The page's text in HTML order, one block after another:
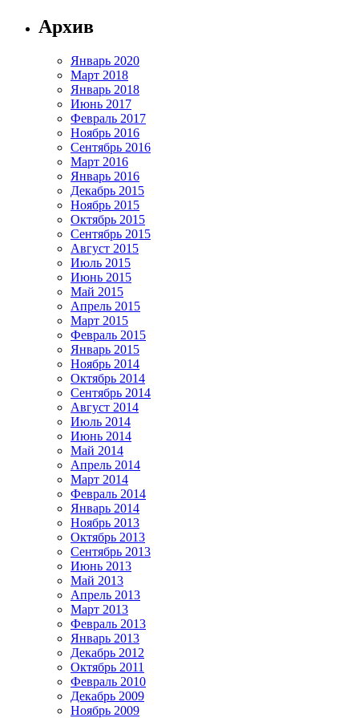
Архив
Январь 2020
Март 2018
Январь 2018
Июнь 2017
Февраль 2017
Ноябрь 2016
Сентябрь 2016
Март 2016
Январь 2016
Декабрь 2015
Ноябрь 2015
Октябрь 2015
Сентябрь 2015
Август 2015
Июль 2015
Июнь 2015
Май 2015
Апрель 2015
Март 2015
Февраль 2015
Январь 2015
Ноябрь 2014
Октябрь 2014
Сентябрь 2014
Август 2014
Июль 2014
Июнь 2014
Май 2014
Апрель 2014
Март 2014
Февраль 2014
Январь 2014
Ноябрь 2013
Октябрь 2013
Сентябрь 2013
Июнь 2013
Май 2013
Апрель 2013
Март 2013
Февраль 2013
Январь 2013
Декабрь 2012
Октябрь 2011
Февраль 2010
Декабрь 2009
Ноябрь 2009